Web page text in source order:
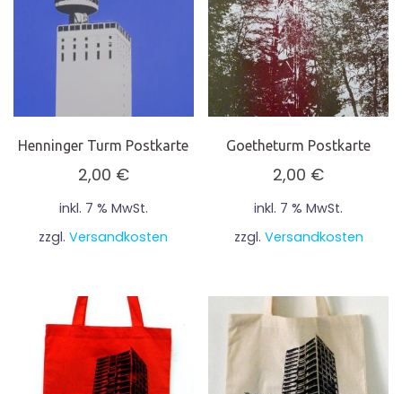
Henninger Turm Postkarte
2,00 €
inkl. 7 % MwSt.
zzgl.Versandkosten
Goetheturm Postkarte
2,00 €
inkl. 7 % MwSt.
zzgl. Versandkosten